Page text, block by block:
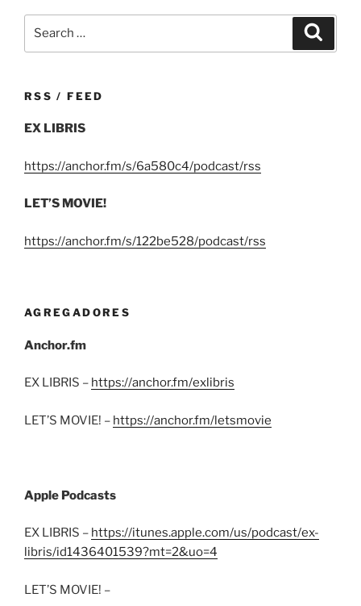
RSS / FEED
EX LIBRIS
https://anchor.fm/s/6a580c4/podcast/rss
LET’S MOVIE!
https://anchor.fm/s/122be528/podcast/rss
AGREGADORES
Anchor.fm
EX LIBRIS – https://anchor.fm/exlibris
LET’S MOVIE! – https://anchor.fm/letsmovie
Apple Podcasts
EX LIBRIS – https://itunes.apple.com/us/podcast/ex-
libris/id1436401539?mt=2&uo=4
LET’S MOVIE! –